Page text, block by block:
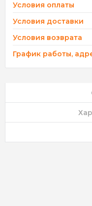
Условия оплаты
Условия доставки
Условия возврата
График работы,